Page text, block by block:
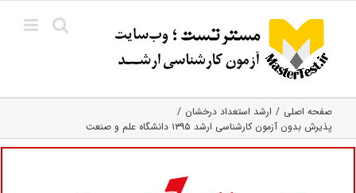
content
صفحه اصلی
ارشد استعداد درخشان
پذیرش بدون آزمون کارشناسی ارشد ۱۳۹۵ دانشگاه علم و صنعت